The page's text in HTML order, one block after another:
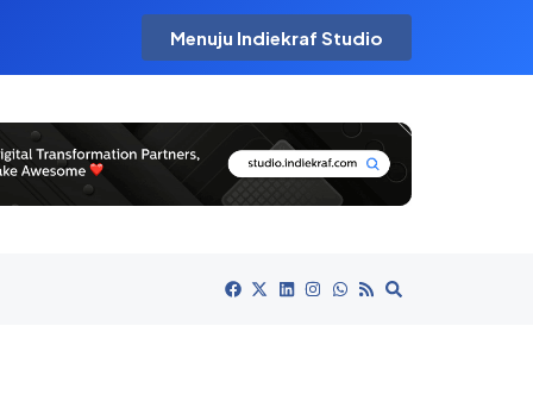
Menuju Indiekraf Studio